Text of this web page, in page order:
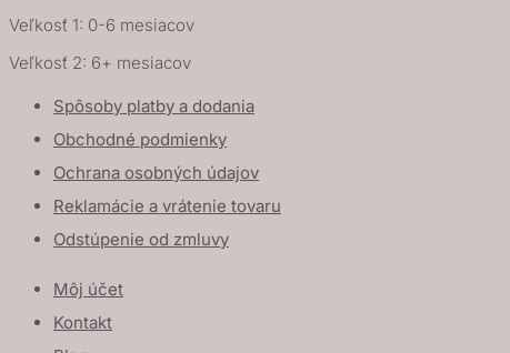
Veľkosť 1: 0-6 mesiacov
Veľkosť 2: 6+ mesiacov
Spôsoby platby a dodania
Obchodné podmienky
Ochrana osobných údajov
Reklamácie a vrátenie tovaru
Odstúpenie od zmluvy
Môj účet
Kontakt